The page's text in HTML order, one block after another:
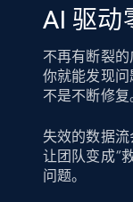
AI 驱动
不再有断裂的
你就能发现
不是不断修复
失效的数据
让团队变成“
问题。